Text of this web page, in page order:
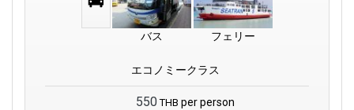
バス フェリー
エコノミークラス
550 THB per person